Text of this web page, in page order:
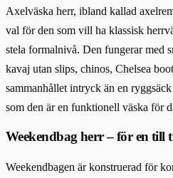
Axelväska herr, ibland kallad
val för den som vill ha klassisk
stela formalnivå. Den fungerar med
kavaj utan slips, chinos, Chelsea
sammanhållet intryck än en
som den är en funktionell väska för
Weekendbag herr – för en till
Weekendbagen är konstruerad för